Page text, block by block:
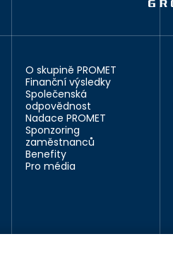
O skupině PROMET
Finanční výsledky
Společenská
odpovědnost
Nadace PROMET
Sponzoring
zaměstnanců
Benefity
Pro média